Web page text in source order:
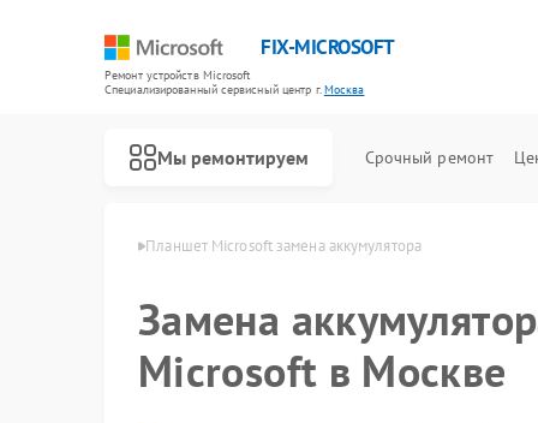
FIX-MICROSOFT
Ремонт устройств Microsoft
Специализированный cервисный центр г.Москва
Мы ремонтируем Срочный ремонт
Microsoft в Москве Планшет Microsoft замена аккумулятора
Замена
Microsoft в Москве